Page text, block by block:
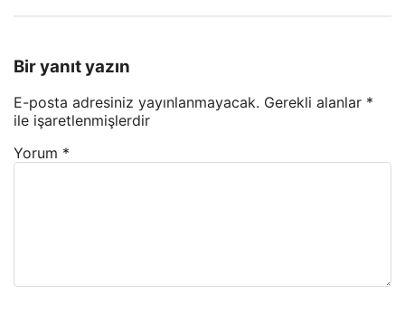
Bir yanıt yazın
E-posta adresiniz yayınlanmayacak. Gerekli alanlar *
ile işaretlenmişlerdir
Yorum *